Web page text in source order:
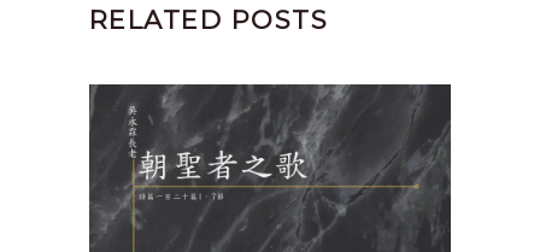
RELATED POSTS